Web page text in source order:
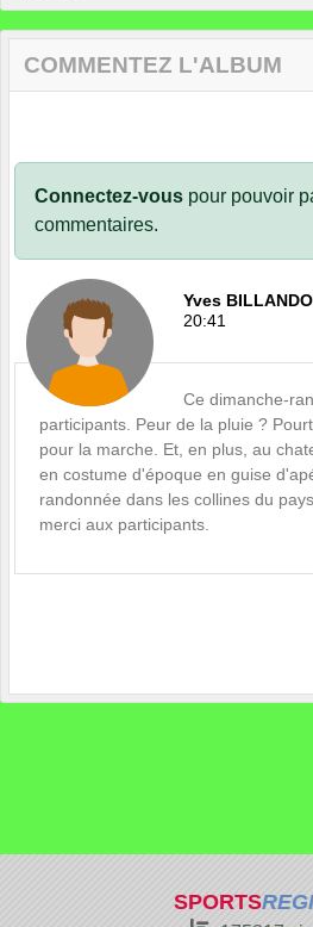
COMMENTEZ L'ALBUM
Connectez-vous pour pouvoir
commentaires.
Yves
20:41
Ce dimanche-
participants. Peur de la pluie ?
pour la marche. Et, en plus, au
en costume d'époque en guise
randonnée dans les collines du
merci aux participants.
SPORTS